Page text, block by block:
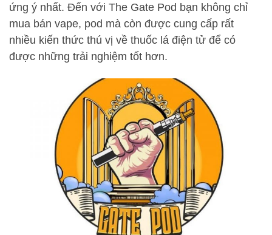
ứng ý nhất. Đến với The Gate Pod bạn không chỉ
mua bán vape, pod mà còn được cung cấp rất
nhiều kiến thức thú vị về thuốc lá điện tử để có
được những trải nghiệm tốt hơn.